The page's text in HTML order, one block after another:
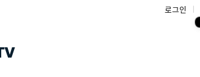
로그인